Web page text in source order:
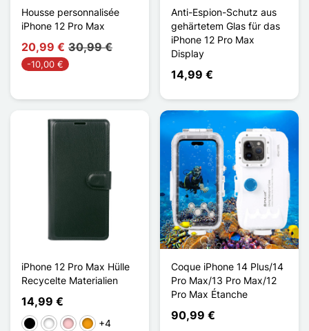
Housse personnalisée
iPhone 12 Pro Max
20,99 € 30,99 €
-10,00 €
Anti-Espion-Schutz aus
gehärtetem Glas für das
iPhone 12 Pro Max
Display
14,99 €
iPhone 12 Pro Max Hülle
Recycelte Materialien
14,99 €
Schwarz
WeißPinkOrange
+4
Coque iPhone 14 Plus/14
Pro Max/13 Pro Max/12
Pro Max Étanche
90,99 €